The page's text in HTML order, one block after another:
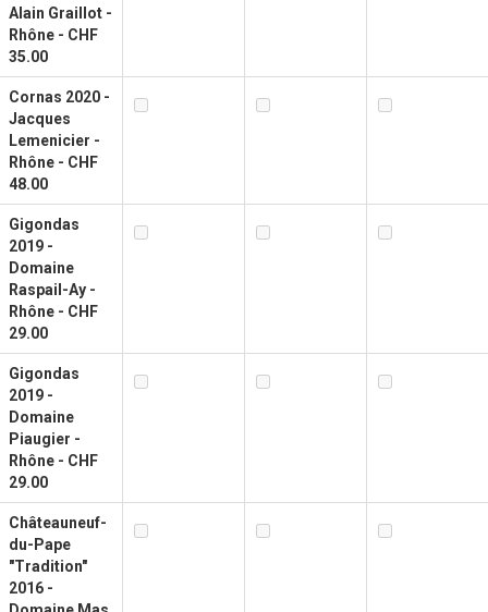
Alain Graillot -
Rhône - CHF
35.00
Cornas 2020 -
Jacques
Lemenicier -
Rhône - CHF
48.00
Gigondas
2019 -
Domaine
Raspail-Ay -
Rhône - CHF
29.00
Gigondas
2019 -
Domaine
Piaugier -
Rhône - CHF
29.00
Châteauneuf-
du-Pape
"Tradition"
2016 -